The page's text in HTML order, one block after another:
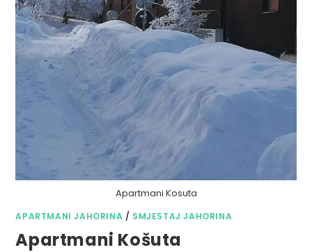
Apartmani Kosuta
APARTMANI JAHORINA / SMJESTAJ JAHORINA
Apartmani Košuta